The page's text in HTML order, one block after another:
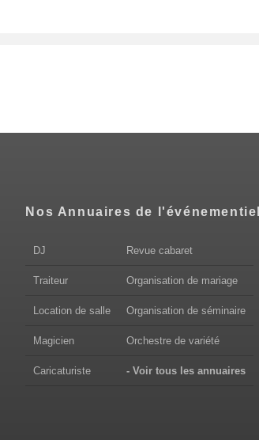
Nos Annuaires de l'événementiel
DJ Revue cabaret
Traiteur Organisation de mariage
Location de salle Organisation de séminaire
Magicien Orchestre de variété
Caricaturiste - Voir tous les annuaires